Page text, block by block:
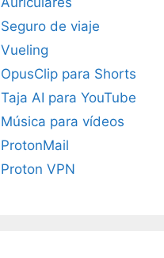
Seguro de viaje
Vueling
OpusClip para Shorts
Taja AI para YouTube
Música para vídeos
ProtonMail
Proton VPN